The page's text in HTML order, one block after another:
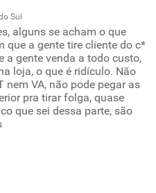
Sul
alguns se acham o que
que a gente tire cliente do c*
a gente venda a todo custo,
loja, o que é ridículo. Não
nem VA, não pode pegar as
pra tirar folga, quase
que sei dessa parte, são